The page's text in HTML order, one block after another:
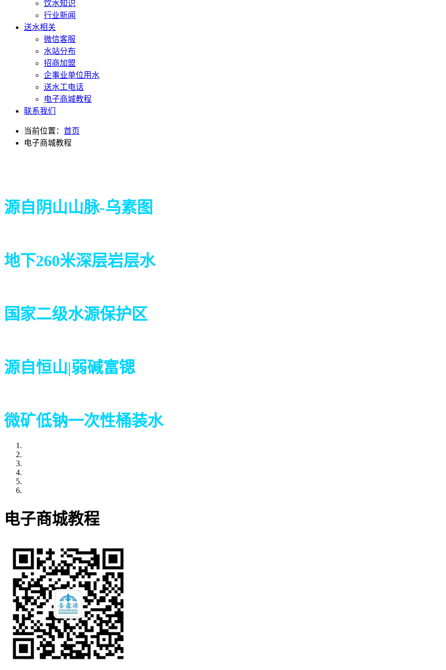
饮水知识
行业新闻
送水相关
微信客服
水站分布
招商加盟
企事业单位用水
送水工电话
电子商城教程
联系我们
当前位置： 首页
电子商城教程
源自阴山山脉-乌素图
地下260米深层岩层水
国家二级水源保护区
源自恒山|弱碱富锶
微矿低钠一次性桶装水
电子商城教程